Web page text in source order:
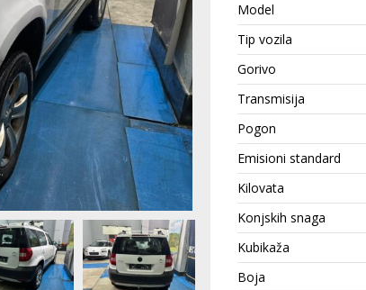
Model
Tip vozila
Gorivo
Transmisija
Pogon
Emisioni standard
Kilovata
Konjskih snaga
Kubikaža
Boja